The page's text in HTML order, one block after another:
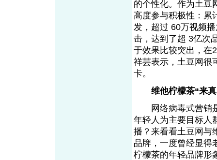
的个性化。作为土豆
高度参与积极性：累
发，超过 60万视频
击，达到了超 3亿次
于效果比较突出，在
祥芸表示，土豆网很
卡。
维他柠檬茶“来
网络病毒式营销是
年轻人为主要目标人
播？来看看土豆网与
品牌，一度曾经显得
柠檬茶的年轻品牌形